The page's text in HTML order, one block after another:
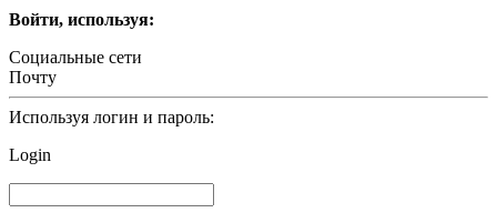
Войти, используя:
Социальные сети
Почту
Используя логин и пароль:
Login